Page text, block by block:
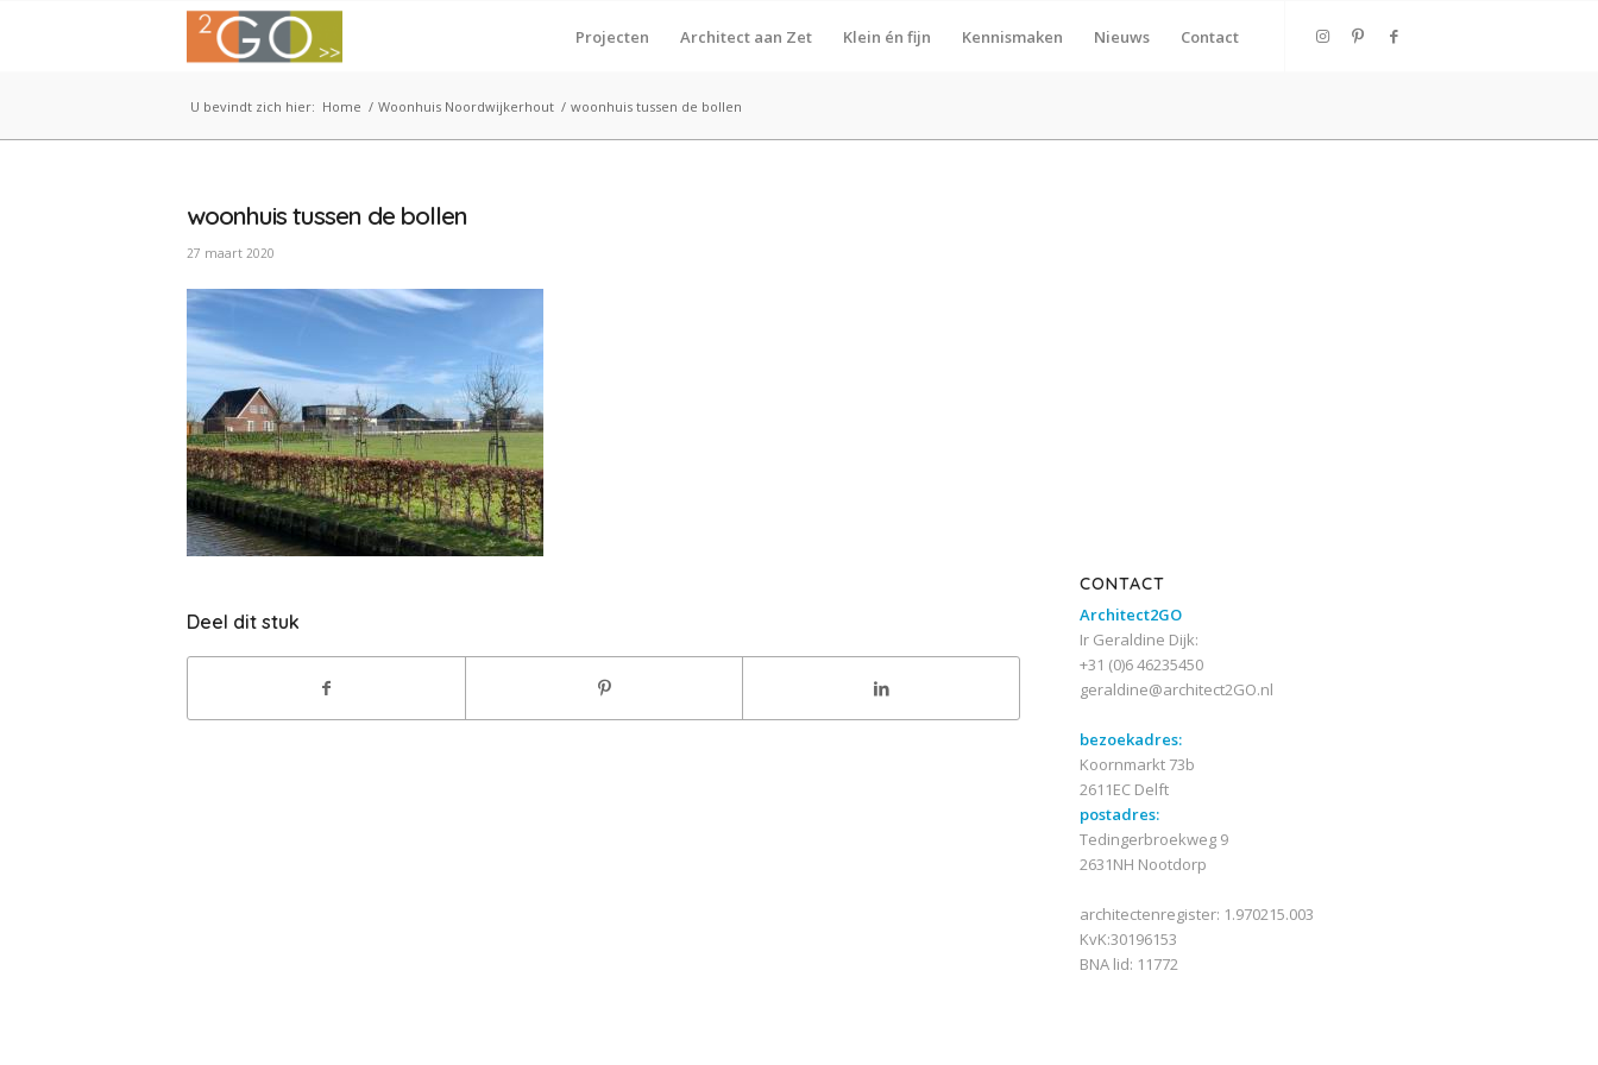
Projecten Architect aan Zet Klein én fijn Kennismaken Nieuws Contact
U bevindt zich hier: Home / Woonhuis Noordwijkerhout / woonhuis tussen de bollen
woonhuis tussen de bollen
27 maart 2020
Deel dit stuk
CONTACT
Architect2GO
Ir Geraldine Dijk:
+31 (0)6 46235450
geraldine@architect2GO.nl
bezoekadres:
Koornmarkt 73b
2611EC Delft
postadres:
Tedingerbroekweg 9
2631NH Nootdorp
architectenregister: 1.970215.003
KvK:30196153
BNA lid: 11772